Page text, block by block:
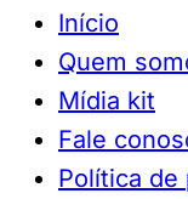
Início
Quem
Mídia kit
Fale
Política de